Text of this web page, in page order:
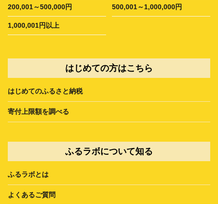
200,001～500,000円 500,001～1,000,000円
1,000,001円以上
はじめての方はこちら
はじめてのふるさと納税
寄付上限額を調べる
ふるラボについて知る
ふるラボとは
よくあるご質問